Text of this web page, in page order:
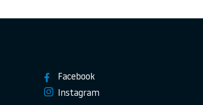
Facebook
Instagram